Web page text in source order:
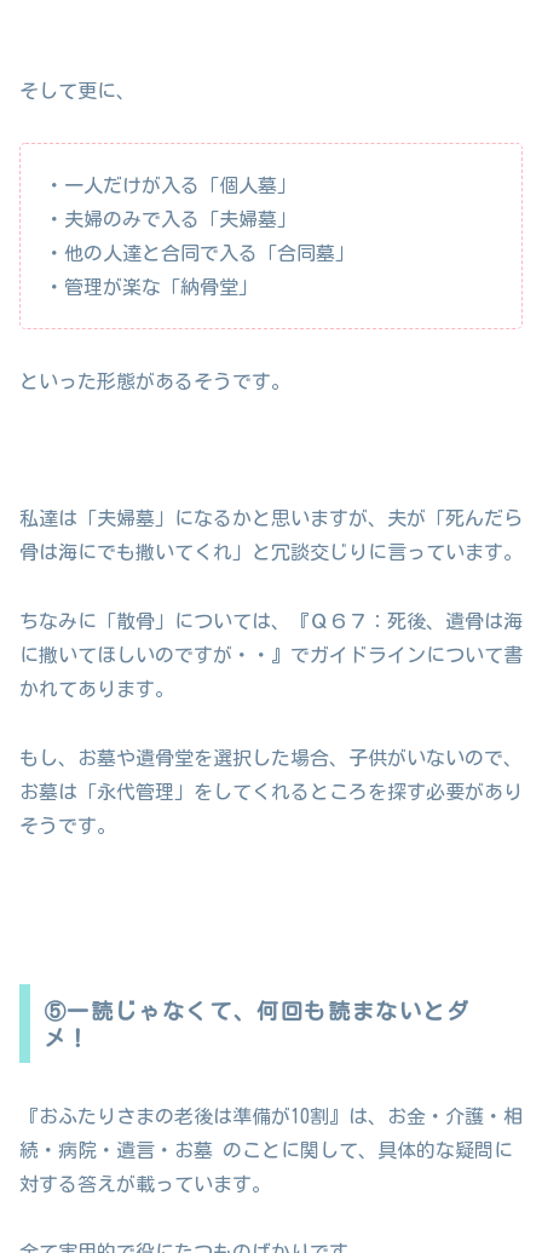
そして更に、
・一人だけが入る「個人墓」
・夫婦のみで入る「夫婦墓」
・他の人達と合同で入る「合同墓」
・管理が楽な「納骨堂」
といった形態があるそうです。
私達は「夫婦墓」になるかと思いますが、夫が「死んだら
骨は海にでも撒いてくれ」と冗談交じりに言っています。
ちなみに「散骨」については、『Ｑ６７：死後、遺骨は海
に撒いてほしいのですが・・』でガイドラインについて書
かれてあります。
もし、お墓や遺骨堂を選択した場合、子供がいないので、
お墓は「永代管理」をしてくれるところを探す必要があり
そうです。
⑤一読じゃなくて、何回も読まないとダ
メ！
『おふたりさまの老後は準備が10割』は、お金・介護・相
続・病院・遺言・お墓 のことに関して、具体的な疑問に
対する答えが載っています。